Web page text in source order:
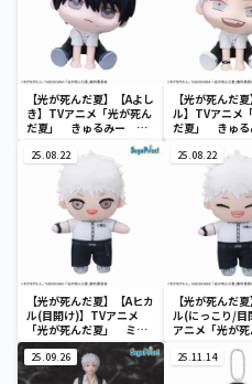
【光が死んだ夏】【Aよし
き】TVアニメ「光が死ん
だ夏」 きゅるみー ミ
ニフィギュア“よしき＆ヒ
カル”（EX）
【光が死んだ
ル】TVアニメ
だ夏」 きゅ
ニフィギュア
カル”（EX）
25.08.22
【光が死んだ夏】【Aヒカ
ル(目開け)】TVアニメ
「光が死んだ夏」 ミニ
ぬいぐるみ（EX）
25.08.22
【光が死んだ
ル(にっこり/目
アニメ「光が
（EX）
25.09.26 25.11.14